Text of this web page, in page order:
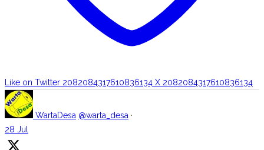
Like on Twitter 2082084317610836134 X 2082084317610836134
WartaDesa @warta_desa ·
28 Jul